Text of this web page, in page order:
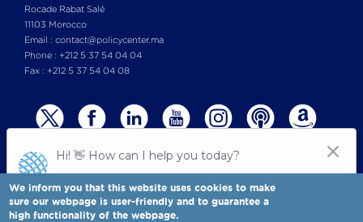
Rocade Rabat Salé
11103 Morocco
Email : contact@policycenter.ma
Phone : +212 5 37 54 04 04
Fax : +212 5 37 54 04 08
© Copyright 2025 All rights reserved Policy Center for the New South
We inform you that this website uses cookies to make
sure our webpage is user-friendly and to guarantee a
high functionality of the webpage.